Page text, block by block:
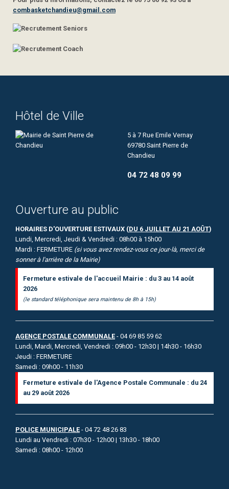
combasketchandieu@gmail.com
Hôtel de Ville
5 à 7 Rue Emile Vernay
69780 Saint Pierre de
Chandieu
04 72 48 09 99
Ouverture au public
HORAIRES D'OUVERTURE ESTIVAUX (DU 6 JUILLET AU 21 AOÛT)
Lundi, Mercredi, Jeudi & Vendredi : 08h00 à 15h00
Mardi : FERMETURE (si vous avez rendez-vous ce jour-là, merci de
sonner à l'arrière de la Mairie)
Fermeture estivale de l'accueil Mairie : du 3 au 14 août
2026
(le standard téléphonique sera maintenu de 8h à 15h)
AGENCE POSTALE COMMUNALE - 04 69 85 59 62
Lundi, Mardi, Mercredi, Vendredi : 09h00 - 12h30 | 14h30 - 16h30
Jeudi : FERMETURE
Samedi : 09h00 - 11h30
Fermeture estivale de l'Agence Postale Communale : du 24
au 29 août 2026
POLICE MUNICIPALE - 04 72 48 26 83
Lundi au Vendredi : 07h30 - 12h00 | 13h30 - 18h00
Samedi : 08h00 - 12h00